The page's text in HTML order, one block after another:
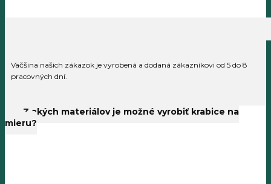
Väčšina našich zákazok je vyrobená a dodaná zákazníkovi od 5 do 8
pracovných dní.
Z akých materiálov je možné vyrobiť krabice na
mieru?